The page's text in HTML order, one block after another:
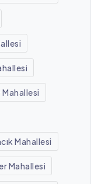
Mahallesi
Mahallesi
Mahallesi